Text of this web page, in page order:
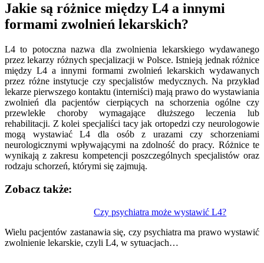
Jakie są różnice między L4 a innymi
formami zwolnień lekarskich?
L4 to potoczna nazwa dla zwolnienia lekarskiego wydawanego
przez lekarzy różnych specjalizacji w Polsce. Istnieją jednak różnice
między L4 a innymi formami zwolnień lekarskich wydawanych
przez różne instytucje czy specjalistów medycznych. Na przykład
lekarze pierwszego kontaktu (interniści) mają prawo do wystawiania
zwolnień dla pacjentów cierpiących na schorzenia ogólne czy
przewlekłe choroby wymagające dłuższego leczenia lub
rehabilitacji. Z kolei specjaliści tacy jak ortopedzi czy neurologowie
mogą wystawiać L4 dla osób z urazami czy schorzeniami
neurologicznymi wpływającymi na zdolność do pracy. Różnice te
wynikają z zakresu kompetencji poszczególnych specjalistów oraz
rodzaju schorzeń, którymi się zajmują.
Zobacz także:
Czy psychiatra może wystawić L4?
Wielu pacjentów zastanawia się, czy psychiatra ma prawo wystawić
zwolnienie lekarskie, czyli L4, w sytuacjach…
wpisu